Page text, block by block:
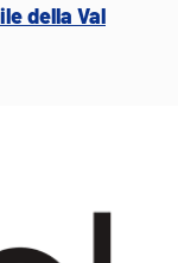
della Val